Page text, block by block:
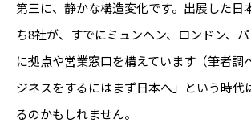
第三に、静かな構造変化です。出展した日
ち8社が、すでにミュンヘン、ロンドン、
に拠点や営業窓口を構えています（筆者調
ジネスをするにはまず日本へ」という時代
るのかもしれません。